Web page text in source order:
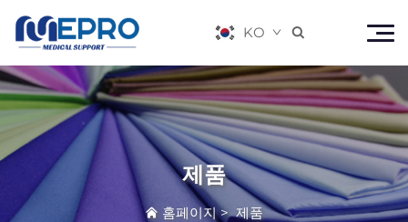
KO 
제품
홈페이지>제품